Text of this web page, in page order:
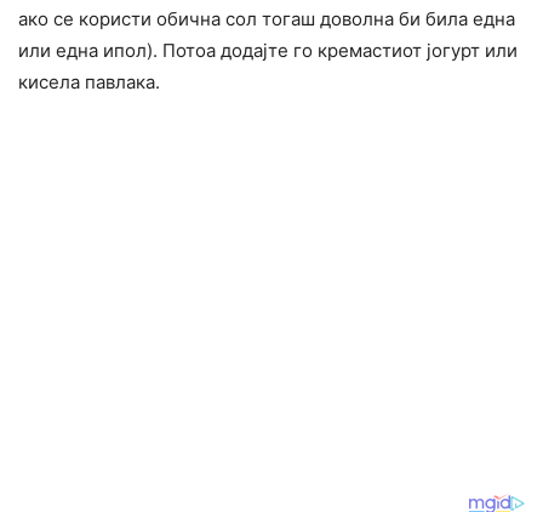
ако се користи обична сол тогаш доволна би била една
или една ипол). Потоа додајте го кремастиот јогурт или
кисела павлака.